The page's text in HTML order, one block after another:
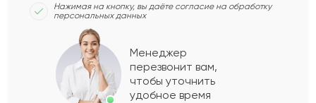
Гизат
Показать еще
Нажимая на кнопку, вы даёте согласие на обработку
персональных данных
Менеджер
перезвонит вам,
чтобы уточнить
удобное время